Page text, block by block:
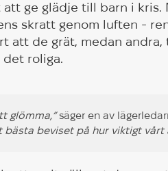
att ge glädje till barn i
skratt genom luften -
att de grät, medan
det roliga.
glömma,”säger en av
beviset på hur viktigt vårt